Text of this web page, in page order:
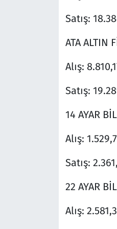
Satış:
ATA ALTIN
Alış:
Satış:
14 AYAR
Alış:
Satış:
22 AYAR
Alış: